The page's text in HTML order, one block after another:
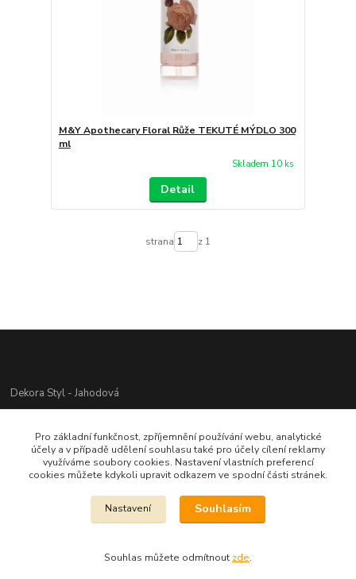
M&Y Apothecary Floral Růže TEKUTÉ MÝDLO 300
ml
Skladem 10 ks
Detail
strana z 1
Dekora Styl - Jahodová
721312944
info@zbozi-darky.cz
Pro základní funkčnost, zpříjemnění používání webu, analytické
účely a v případě udělení souhlasu také pro účely cílení reklamy
využíváme soubory cookies. Nastavení vlastních preferencí
cookies můžete kdykoli upravit odkazem ve spodní části stránek.
Nastavení Souhlasím
Souhlas můžete odmítnout zde.